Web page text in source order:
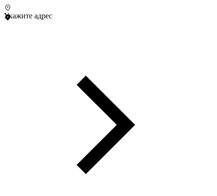
Укажите адрес